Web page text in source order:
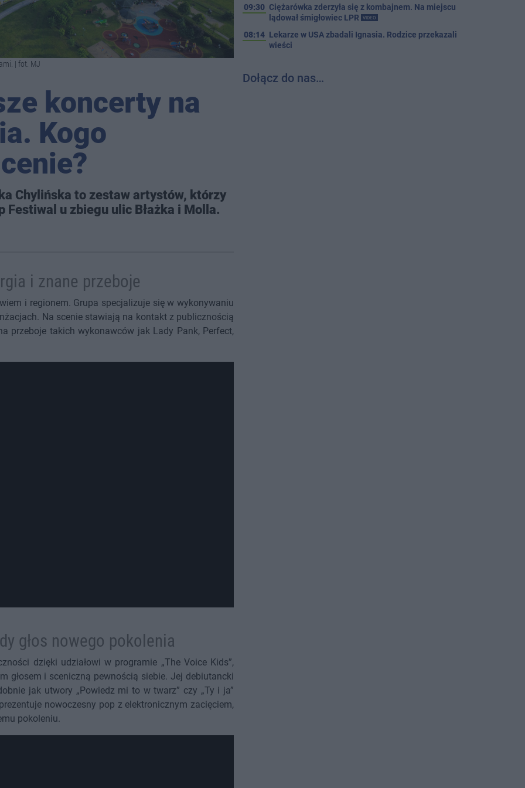
| fot. MJ
koncerty na
Kogo
Chylińska to zestaw artystów, którzy
u zbiegu ulic Błażka i Molla.
i znane przeboje
i regionem. Grupa specjalizuje się w wykonywaniu
Na scenie stawiają na kontakt z publicznością
przeboje takich wykonawców jak Lady Pank, Perfect,
głos nowego pokolenia
dzięki udziałowi w programie „The Voice Kids”,
głosem i sceniczną pewnością siebie. Jej debiutancki
jak utwory „Powiedz mi to w twarz” czy „Ty i ja”
nowoczesny pop z elektronicznym zacięciem,
pokoleniu.
09:30 Ciężarówka zderzyła się z kombajnem. Na miejscu
lądował śmigłowiec LPR
VIDEO
08:14 Lekarze w USA zbadali Ignasia. Rodzice przekazali
wieści
Dołącz do nas…